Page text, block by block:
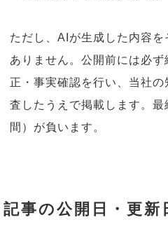
ただし、AIが生成した内容
ありません。公開前には必
正・事実確認を行い、当社
査したうえで掲載します。最
間）が負います。
記事の公開日・更新